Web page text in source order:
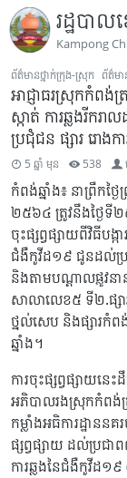
រដ្ឋបាល
Kampong
ព័ត៌មានថ្នាក់ក្រុង-ស្រុក ព័ត៌មា
អាជ្ញាធរស្រុកកំពង់ត្
ស្កាត់ ការឆ្លងរីក
ប្រជុំជន ផ្សារ រោង
5 ឆ្នាំ មុន 538
កំពង់ឆ្នាំង​៖ នាព្រឹក
២៥៦៤ ត្រូវនឹងថ្ងៃទី២
ចុះផ្សព្វផ្សាយពីវិធីបង្ក
ជំងឺកូវីដ១៩ ជូនដល់ប្រជ
និងតាមបណ្តាលផ្លូវ
សាលាលេខ៥ ទី២.ផ្សា
ថ្នល់សេប និងផ្សារកំព
ឆ្នាំង។
ការចុះផ្សព្វផ្សាយ
អភិបាលរងស្រុកកំពង់
កម្លាំងអធិការដ្ឋាន
ផ្សព្វផ្សាយ ដល់ប្រជា
ការឆ្លងនៃជំងឺកូវីដ១